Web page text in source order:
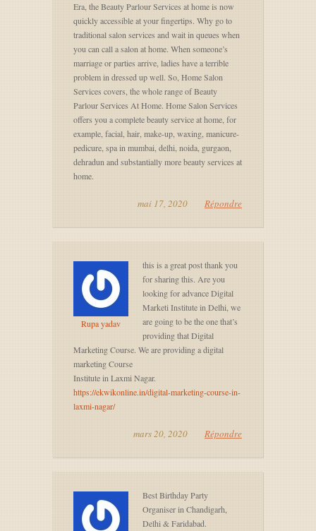
Era, the Beauty Parlour Services at home is now
quickly accessible at your fingertips. Why go to
traditional salon services and wait in queues when
you can call a salon at home. When someone’s
marriage or parties arrive, ladies have a terrible
problem in dressed up well. So, Home Salon
Services covers, the whole range of Beauty
Parlour Services At Home. Home Salon Services
offers you a complete beauty service at home, for
example, facial, hair, make-up, waxing, manicure-
pedicure, spa in mumbai, delhi, noida, gurgaon,
dehradun and substantially more beauty services at
home.
mai 17, 2020 Répondre
Rupa yadav
this is a great post thank you
for sharing this. Are you
looking for advance Digital
Marketi Institute in Delhi, we
are going to be the one that’s
providing that Digital
Marketing Course. We are providing a digital
marketing Course
Institute in Laxmi Nagar.
https://ekwikonline.in/digital-marketing-course-in-
laxmi-nagar/
mars 20, 2020 Répondre
Best Birthday Party
Organiser in Chandigarh,
Delhi & Faridabad.